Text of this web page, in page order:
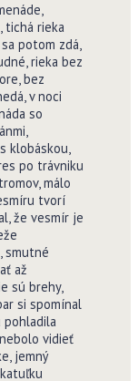
tichá rieka
potom zdá,
rieka bez
bez
v noci
so
klobáskou,
po trávniku
málo
tvorí
že vesmír je
smutné
až
sú brehy,
si spomínal
vidieť
jemný